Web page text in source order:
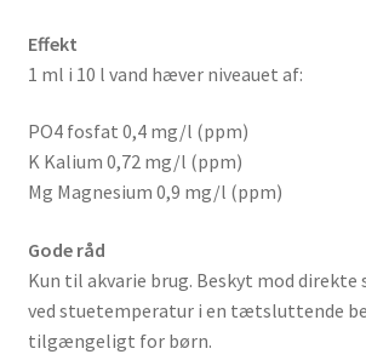
Effekt
1 ml i 10 l vand hæver niveauet af:
PO4 fosfat 0,4 mg/l (ppm)
K Kalium 0,72 mg/l (ppm)
Mg Magnesium 0,9 mg/l (ppm)
Gode råd
Kun til akvarie brug. Beskyt mod direkte
ved stuetemperatur i en tætsluttende
tilgængeligt for børn.